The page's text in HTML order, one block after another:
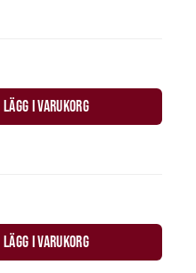
LÄGG I VARUKORG
LÄGG I VARUKORG